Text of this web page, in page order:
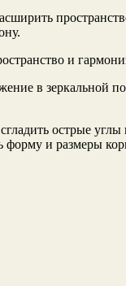
и
в зеркальной
острые
и размеры